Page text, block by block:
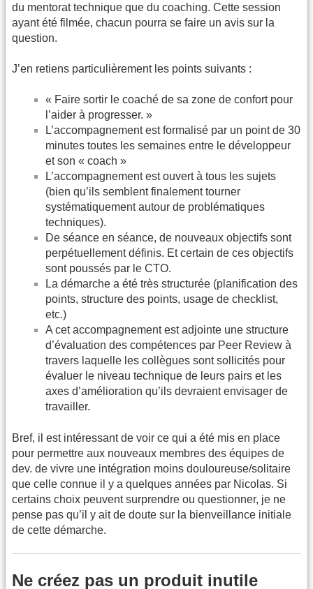
du mentorat technique que du coaching. Cette session
ayant été filmée, chacun pourra se faire un avis sur la
question.
J’en retiens particulièrement les points suivants :
« Faire sortir le coaché de sa zone de confort pour
l’aider à progresser. »
L’accompagnement est formalisé par un point de 30
minutes toutes les semaines entre le développeur
et son « coach »
L’accompagnement est ouvert à tous les sujets
(bien qu’ils semblent finalement tourner
systématiquement autour de problématiques
techniques).
De séance en séance, de nouveaux objectifs sont
perpétuellement définis. Et certain de ces objectifs
sont poussés par le CTO.
La démarche a été très structurée (planification des
points, structure des points, usage de checklist,
etc.)
A cet accompagnement est adjointe une structure
d’évaluation des compétences par Peer Review à
travers laquelle les collègues sont sollicités pour
évaluer le niveau technique de leurs pairs et les
axes d’amélioration qu’ils devraient envisager de
travailler.
Bref, il est intéressant de voir ce qui a été mis en place
pour permettre aux nouveaux membres des équipes de
dev. de vivre une intégration moins douloureuse/solitaire
que celle connue il y a quelques années par Nicolas. Si
certains choix peuvent surprendre ou questionner, je ne
pense pas qu’il y ait de doute sur la bienveillance initiale
de cette démarche.
Ne créez pas un produit inutile